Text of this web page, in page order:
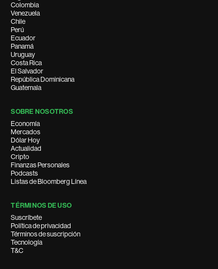
Colombia
Venezuela
Chile
Perú
Ecuador
Panamá
Uruguay
Costa Rica
El Salvador
República Dominicana
Guatemala
SOBRE NOSOTROS
Economía
Mercados
Dólar Hoy
Actualidad
Cripto
Finanzas Personales
Podcasts
Listas de Bloomberg Línea
TÉRMINOS DE USO
Suscríbete
Política de privacidad
Términos de suscripción
Tecnología
T&C